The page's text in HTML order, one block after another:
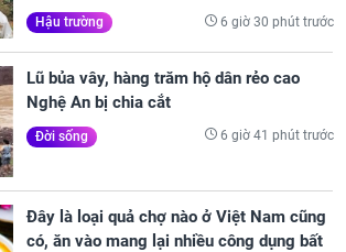
Hậu trường 6 giờ 30 phút trước
Lũ bủa vây, hàng trăm hộ dân rẻo cao
Nghệ An bị chia cắt
Đời sống 6 giờ 41 phút trước
Đây là loại quả chợ nào ở Việt Nam cũng
có, ăn vào mang lại nhiều công dụng bất